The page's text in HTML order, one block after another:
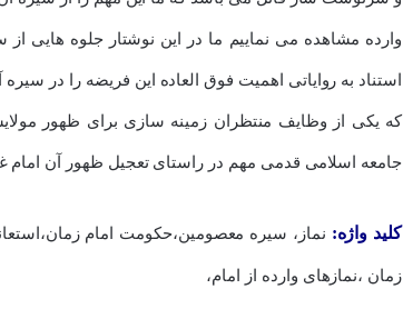
وارده مشاهده می نماییم ما در این نوشتار جلوه هایی
استناد به روایاتی اهمیت فوق العاده این فریضه را در سیره
که یکی از وظایف منتظران زمینه سازی برای ظهور
جامعه اسلامی قدمی مهم در راستای تعجیل ظهور آن امام
کلید واژه: نماز، سیره معصومین،حکومت امام
زمان ،نمازهای وارده از امام،